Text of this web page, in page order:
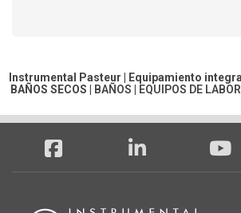
Instrumental Pasteur | Equipamiento
BAÑOS SECOS
BAÑOS EQUIPOS DE